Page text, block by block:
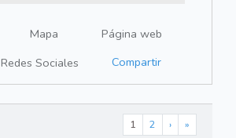
Mapa
Página web
Redes Sociales Compartir
1 2 › »